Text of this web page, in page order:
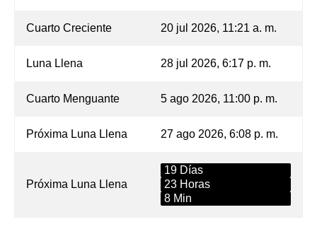
Cuarto Creciente 20 jul 2026, 11:21 a. m.
Luna Llena 28 jul 2026, 6:17 p. m.
Cuarto Menguante 5 ago 2026, 11:00 p. m.
Próxima Luna Llena 27 ago 2026, 6:08 p. m.
Próxima Luna Llena
19 Días
23 Horas
8 Min